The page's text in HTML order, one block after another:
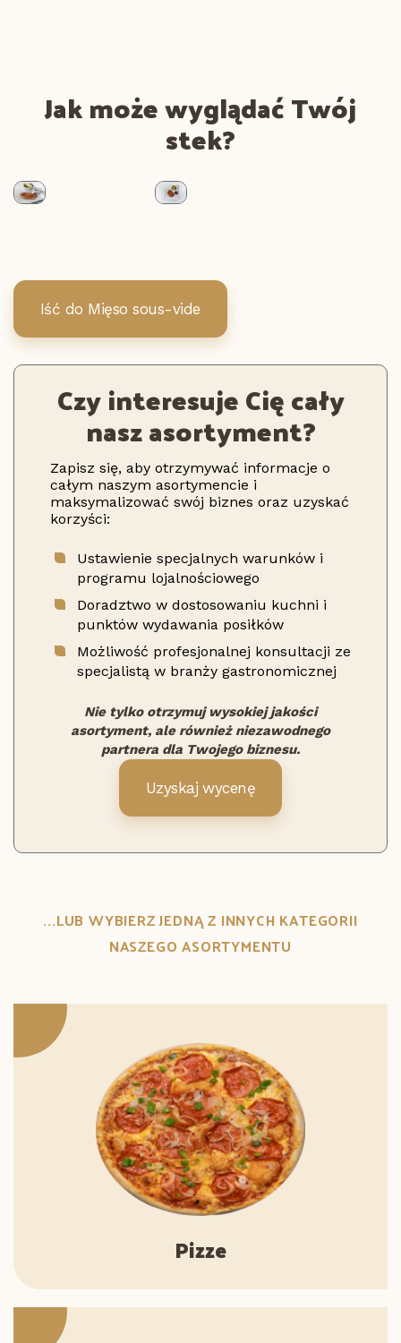
Jak może wyglądać Twój
stek?
Iść do Mięso sous-vide
Czy interesuje Cię cały
nasz asortyment?
Zapisz się, aby otrzymywać informacje o
całym naszym asortymencie i
maksymalizować swój biznes oraz uzyskać
korzyści:
Ustawienie specjalnych warunków i
programu lojalnościowego
Doradztwo w dostosowaniu kuchni i
punktów wydawania posiłków
Możliwość profesjonalnej konsultacji ze
specjalistą w branży gastronomicznej
Nie tylko otrzymuj wysokiej jakości
asortyment, ale również niezawodnego
partnera dla Twojego biznesu.
Uzyskaj wycenę
...LUB WYBIERZ JEDNĄ Z INNYCH KATEGORII
NASZEGO ASORTYMENTU
Pizze